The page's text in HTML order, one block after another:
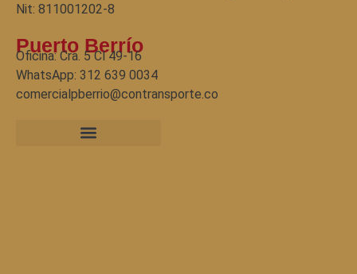
Nit: 811001202-8
Puerto Berrío
Oficina: Cra. 5 Cl 49-16
WhatsApp: 312 639 0034
comercialpberrio@contransporte.co